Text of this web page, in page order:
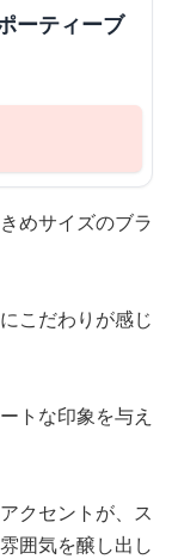
めサイズのブラ
こだわりが感じ
トな印象を与え
クセントが、ス
囲気を醸し出し